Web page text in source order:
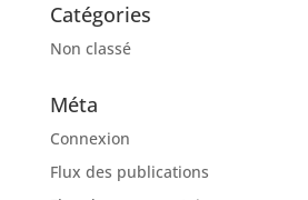
Catégories
Non classé
Méta
Connexion
Flux des publications